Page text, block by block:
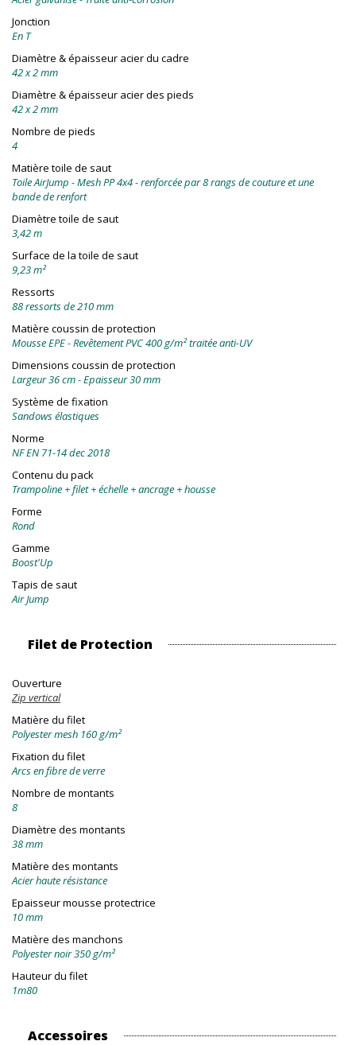
Jonction
En T
Diamètre & épaisseur acier du cadre
42 x 2 mm
Diamètre & épaisseur acier des pieds
42 x 2 mm
Nombre de pieds
4
Matière toile de saut
Toile AirJump - Mesh PP 4x4 - renforcée par 8 rangs de couture et une
bande de renfort
Diamètre toile de saut
3,42 m
Surface de la toile de saut
9,23 m²
Ressorts
88 ressorts de 210 mm
Matière coussin de protection
Mousse EPE - Revêtement PVC 400 g/m² traitée anti-UV
Dimensions coussin de protection
Largeur 36 cm - Epaisseur 30 mm
Système de fixation
Sandows élastiques
Norme
NF EN 71-14 dec 2018
Contenu du pack
Trampoline + filet + échelle + ancrage + housse
Forme
Rond
Gamme
Boost'Up
Tapis de saut
Air Jump
Filet de Protection
Ouverture
Zip vertical
Matière du filet
Polyester mesh 160 g/m²
Fixation du filet
Arcs en fibre de verre
Nombre de montants
8
Diamètre des montants
38 mm
Matière des montants
Acier haute résistance
Epaisseur mousse protectrice
10 mm
Matière des manchons
Polyester noir 350 g/m²
Hauteur du filet
1m80
Accessoires